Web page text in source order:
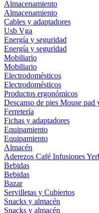
Almacenamiento
Almacenamiento
Cables y adaptadores
Usb Vga
Energía y seguridad
Energía y seguridad
Mobiliario
Mobiliario
Electrodomésticos
Electrodomésticos
Productos ergonómicos
Descanso de pies Mouse pad
Ferretería
Fichas y adaptadores
Equipamiento
Equipamiento
Almacén
Aderezos Café Infusiones
Bebidas
Bebidas
Bazar
Servilletas y Cubiertos
Snacks y almacén
Snacks y almacén